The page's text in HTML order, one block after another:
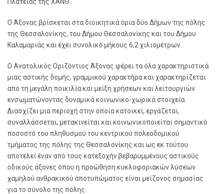
Ο Άξονας βρίσκεται στα διοικητικά όρια δύο Δήμων της πόλης
της Θεσσαλονίκης, του Δήμου Θεσσαλονίκης και του Δήμου
Καλαμαριάς και έχει συνολικό μήκους 6,2 χιλιομέτρων.
Ο Ανατολικός Οριζόντιος Άξονας φέρει τα όλα χαρακτηριστικά
μιας αστικής δομής, γραμμικού χαρακτήρα και χαρακτηρίζεται
από τη μεγάλη ποικιλία και μείξη χρήσεων και λειτουργιών
ενσωματώνοντας δυναμικά κοινωνικο-χωρικά στοιχεία.
Διασχίζει μια περιοχή στην οποία κατοικεί, εργάζεται,
συναλλάσσεται, μετακινείται και κοινωνικοποιείται σημαντικό
ποσοστό του πληθυσμού του κεντρικού πολεοδομικού
τμήματος της πόλης της Θεσσαλονίκης και ως εκ τούτου
αποτελεί έναν από τους κατεξοχήν βεβαρυμμένους αστικούς
οδικούς άξονες όπου η προώθηση κυκλοφοριακών λύσεων
χαμηλού ανθρακικού αποτυπώματος είναι μείζονος σημασίας
για το σύνολο της πόλης.